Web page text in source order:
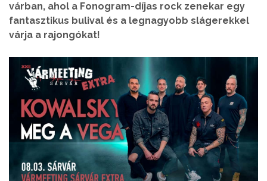
várban, ahol a Fonogram-díjas rock zenekar egy
fantasztikus bulival és a legnagyobb slágerekkel
várja a rajongókat!